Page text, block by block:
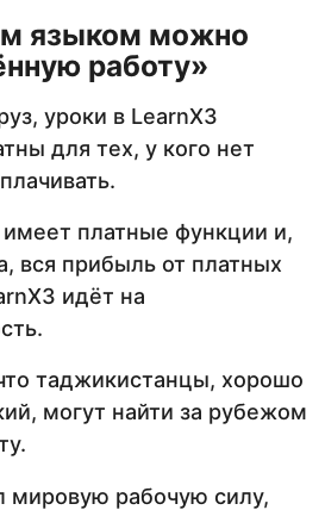
языком можно
работу»
уроки в LearnX3
для тех, у кого нет
платные функции и,
вся прибыль от платных
идёт на
таджикистанцы, хорошо
могут найти за рубежом
мировую рабочую силу,